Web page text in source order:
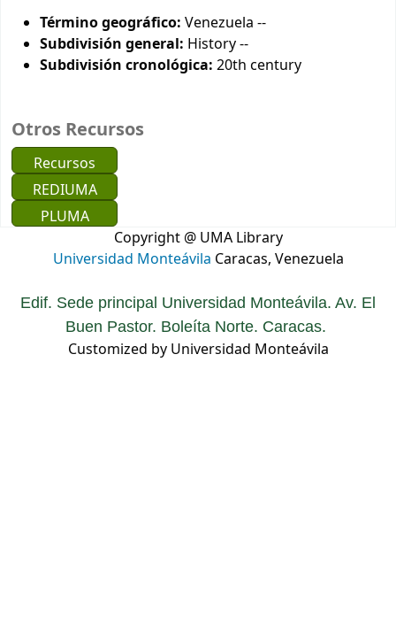
Otros Recursos
Recursos
REDIUMA
PLUMA
Término geográfico: Venezuela --
Subdivisión general: History --
Subdivisión cronológica: 20th century
Copyright @ UMA Library
Universidad Monteávila Caracas, Venezuela
Edif. Sede principal Universidad Monteávila. Av. El
Buen Pastor. Boleíta Norte. Caracas.
Customized by Universidad Monteávila